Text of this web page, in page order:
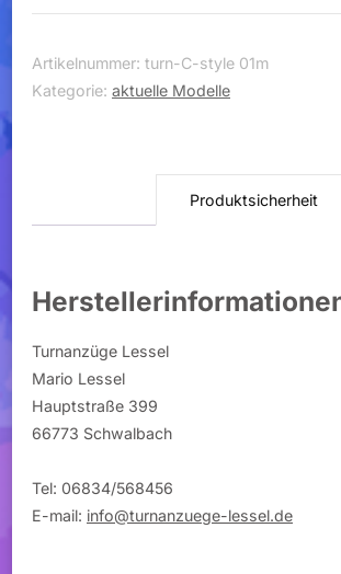
01m
Artikelnummer: turn-C-style 01m
Kategorie: aktuelle Modelle
Produktsicherheit
Turnanzüge Lessel
Mario Lessel
Hauptstraße 399
66773 Schwalbach
Tel: 06834/568456
E-mail: info@turnanzuege-lessel.de